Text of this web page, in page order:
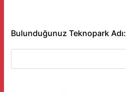
Bulunduğunuz Teknopark Adı: